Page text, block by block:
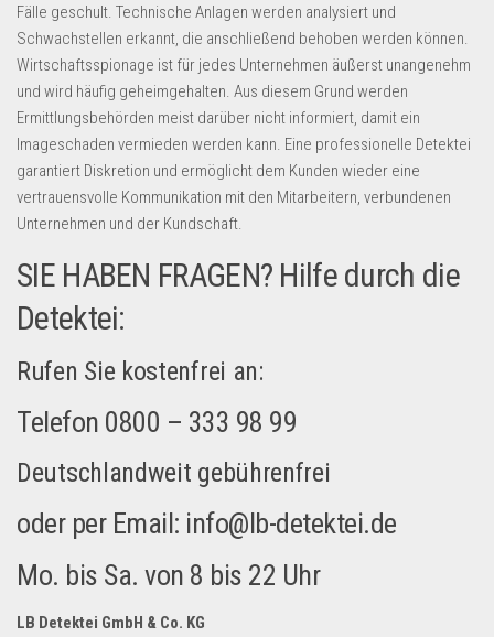
Fälle geschult. Technische Anlagen werden analysiert und
Schwachstellen erkannt, die anschließend behoben werden können.
Wirtschaftsspionage ist für jedes Unternehmen äußerst unangenehm
und wird häufig geheimgehalten. Aus diesem Grund werden
Ermittlungsbehörden meist darüber nicht informiert, damit ein
Imageschaden vermieden werden kann. Eine professionelle Detektei
garantiert Diskretion und ermöglicht dem Kunden wieder eine
vertrauensvolle Kommunikation mit den Mitarbeitern, verbundenen
Unternehmen und der Kundschaft.
SIE HABEN FRAGEN? Hilfe durch die
Detektei:
Rufen Sie kostenfrei an:
Telefon 0800 – 333 98 99
Deutschlandweit gebührenfrei
oder per Email: info@lb-detektei.de
Mo. bis Sa. von 8 bis 22 Uhr
LB Detektei GmbH & Co. KG